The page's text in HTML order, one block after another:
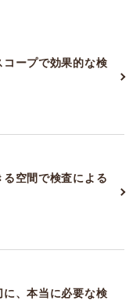
ープで効果的な検
空間で検査による
、本当に必要な検